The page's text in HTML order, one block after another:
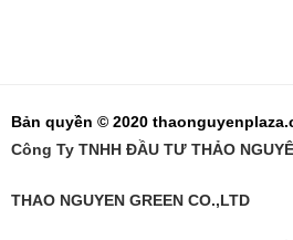
Bản quyền © 2020
Công Ty TNHH ĐẦU TƯ THẢO
THAO NGUYEN GREEN CO.,LTD